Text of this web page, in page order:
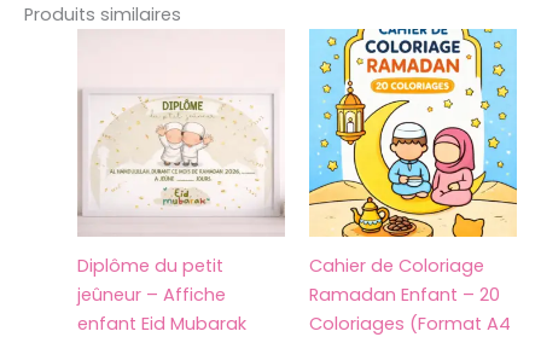
Produits similaires
Diplôme du petit
jeûneur – Affiche
enfant Eid Mubarak
Cahier de Coloriage
Ramadan Enfant – 20
Coloriages (Format A4